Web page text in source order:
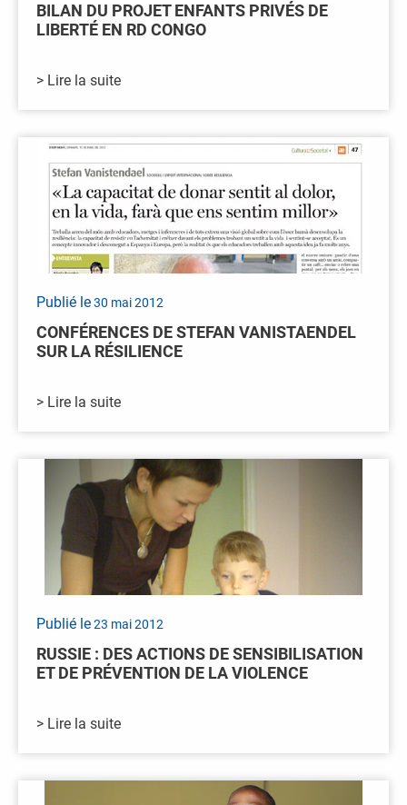
BILAN DU PROJET ENFANTS PRIVÉS DE
LIBERTÉ EN RD CONGO
> Lire la suite
Publié le30 mai 2012
CONFÉRENCES DE STEFAN VANISTAENDEL
SUR LA RÉSILIENCE
> Lire la suite
Publié le23 mai 2012
RUSSIE : DES ACTIONS DE SENSIBILISATION
ET DE PRÉVENTION DE LA VIOLENCE
> Lire la suite